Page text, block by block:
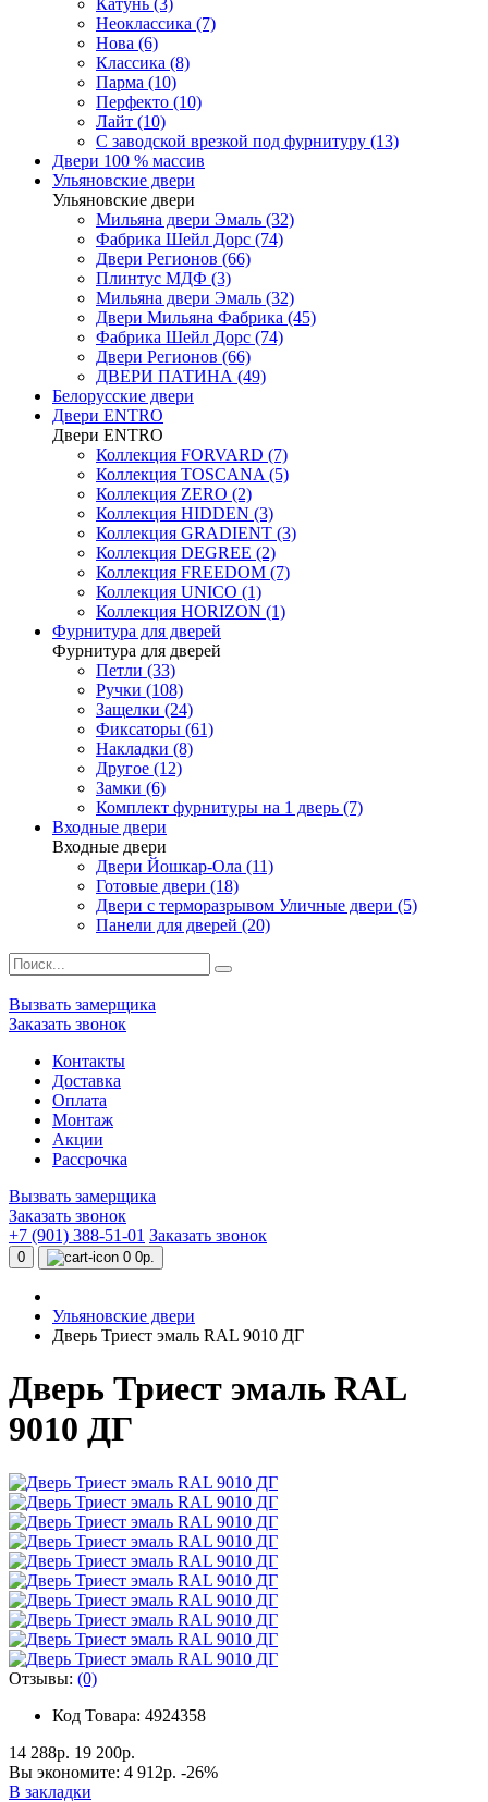
Катунь (3)
Неоклассика (7)
Нова (6)
Классика (8)
Парма (10)
Перфекто (10)
Лайт (10)
С заводской врезкой под фурнитуру (13)
Двери 100 % массив
Ульяновские двери
Ульяновские двери
Мильяна двери Эмаль (32)
Фабрика Шейл Дорс (74)
Двери Регионов (66)
Плинтус МДФ (3)
Мильяна двери Эмаль (32)
Двери Мильяна Фабрика (45)
Фабрика Шейл Дорс (74)
Двери Регионов (66)
ДВЕРИ ПАТИНА (49)
Белорусские двери
Двери ENTRO
Двери ENTRO
Коллекция FORVARD (7)
Коллекция TOSCANA (5)
Коллекция ZERO (2)
Коллекция HIDDEN (3)
Коллекция GRADIENT (3)
Коллекция DEGREE (2)
Коллекция FREEDOM (7)
Коллекция UNICO (1)
Коллекция HORIZON (1)
Фурнитура для дверей
Фурнитура для дверей
Петли (33)
Ручки (108)
Защелки (24)
Фиксаторы (61)
Накладки (8)
Другое (12)
Замки (6)
Комплект фурнитуры на 1 дверь (7)
Входные двери
Входные двери
Двери Йошкар-Ола (11)
Готовые двери (18)
Двери с терморазрывом Уличные двери (5)
Панели для дверей (20)
Вызвать замерщика
Заказать звонок
Контакты
Доставка
Оплата
Монтаж
Акции
Рассрочка
Вызвать замерщика
Заказать звонок
+7 (901) 388-51-01 Заказать звонок
0 0 0р.
Ульяновские двери
Дверь Триест эмаль RAL 9010 ДГ
Дверь Триест эмаль RAL
9010 ДГ
Отзывы: (0)
Код Товара: 4924358
14 288р. 19 200р.
Вы экономите: 4 912р. -26%
В закладки